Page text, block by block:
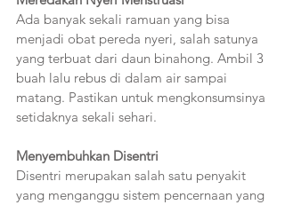
Ada banyak sekali ramuan yang bisa
menjadi obat pereda nyeri, salah satunya
yang terbuat dari daun binahong. Ambil 3
buah lalu rebus di dalam air sampai
matang. Pastikan untuk mengkonsumsinya
setidaknya sekali sehari.
Menyembuhkan Disentri
Disentri merupakan salah satu penyakit
yang menganggu sistem pencernaan yang